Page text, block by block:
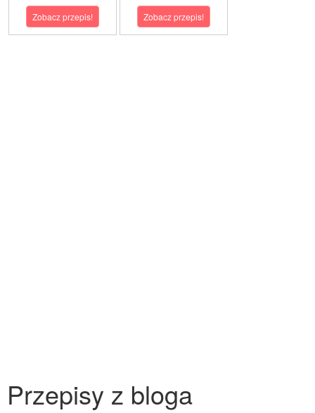
Zobacz przepis! Zobacz przepis!
Przepisy z bloga